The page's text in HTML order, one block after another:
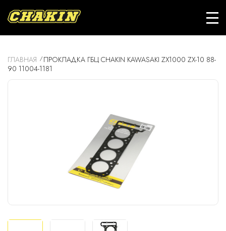
ГЛАВНАЯ
ПРОКЛАДКА ГБЦ CHAKIN KAWASAKI ZX1000 ZX-10 88-
90 11004-1181